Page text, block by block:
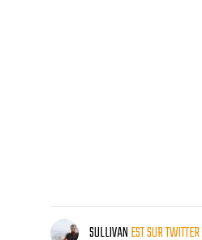
SULLIVANEST SUR TWITTER